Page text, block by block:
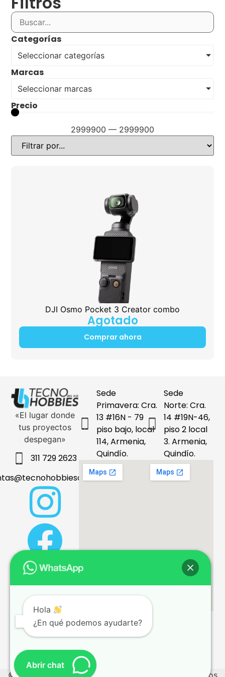
Categorías
Seleccionar categorías
Marcas
Seleccionar marcas
Precio
2999900 — 2999900
DJI Osmo Pocket 3 Creator combo
Agotado
Comprar ahora
«El lugar donde
tus proyectos
despegan»
311 729 2623
Sede
Primavera: Cra.
13 #16N - 79
piso bajo, local
114, Armenia,
Quindío.
Sede
Norte: Cra.
14 #19N-46,
piso 2 local
3. Armenia,
Quindío.
Términos y condiciones
Hola
¿En qué podemos ayudarte?
Abrir chat